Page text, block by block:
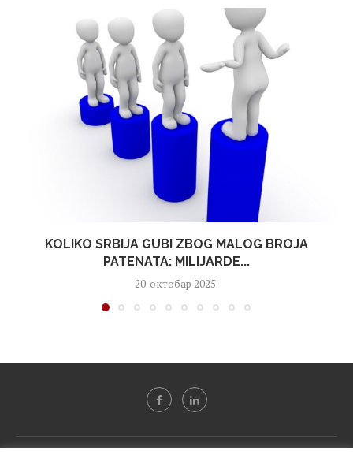
KOLIKO SRBIJA GUBI ZBOG MALOG BROJA
PATENATA: MILIJARDE...
20. октобар 2025.